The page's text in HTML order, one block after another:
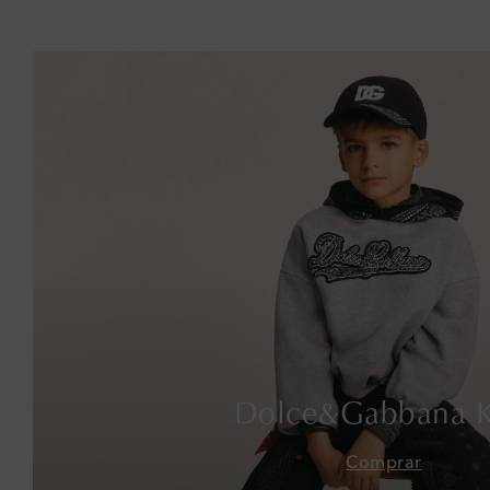
Dolce&Gabbana
Comprar